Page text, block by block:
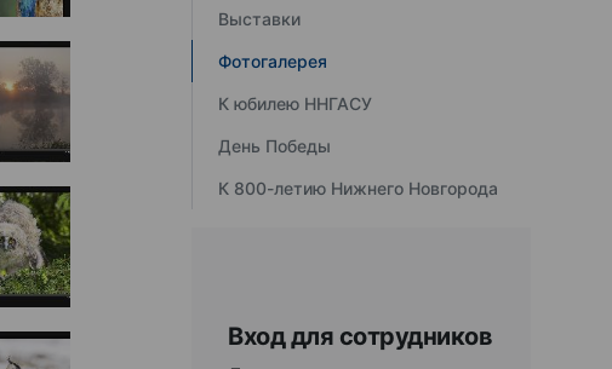
Выставки
Фотогалерея
К юбилею ННГАСУ
День Победы
К 800-летию Нижнего Новгорода
Вход для сотрудников